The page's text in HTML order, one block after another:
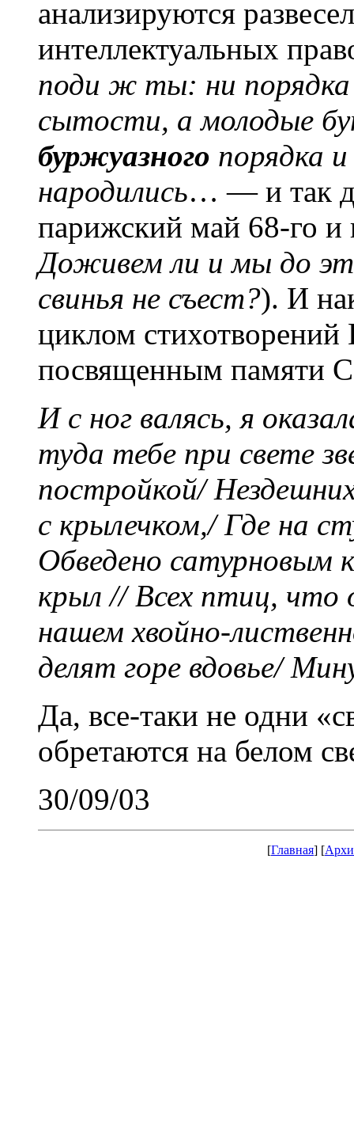
анализируются
интеллектуальных
поди ж ты: ни порядка
сытости, а молодые
буржуазного порядка
народились… — и так
парижский май 68-го и
Доживем ли и мы до
свинья не съест?). И
циклом
посвященным памяти
И с ног валясь, я
туда тебе при свете
постройкой/
с крылечком,/ Где на
Обведено сатурновым
крыл // Всех птиц, что
нашем хвойно-
делят горе вдовье/
Да, все-таки не одни
обретаются на белом
30/09/03
[Главная] [